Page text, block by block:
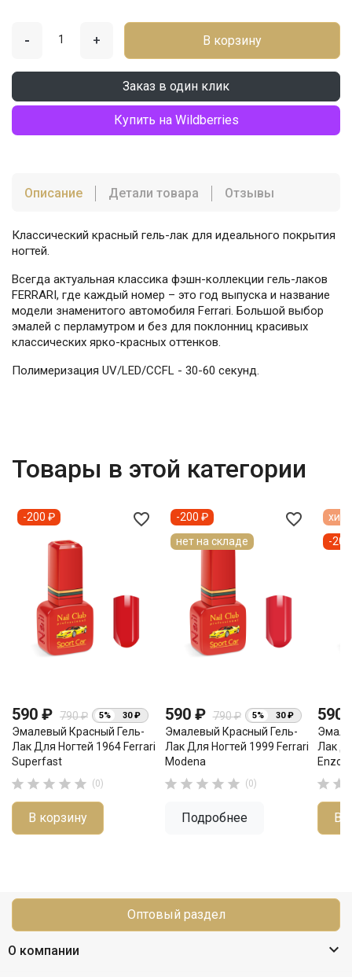
- + В корзину
Заказ в один клик
Купить на Wildberries
Описание Детали товара Отзывы
Классический красный гель-лак для идеального покрытия
ногтей.
Всегда актуальная классика фэшн-коллекции гель-лаков
FERRARI, где каждый номер – это год выпуска и название
модели знаменитого автомобиля Ferrari. Большой выбор
эмалей с перламутром и без для поклонниц красивых
классических ярко-красных оттенков.
Полимеризация UV/LED/CCFL - 30-60 секунд.
Товары в этой категории
favorite_border
590 ₽ 790 ₽ 5% 30 ₽
Эмалевый Красный Гель-
Лак Для Ногтей 1964 Ferrari
Superfast
     (0)
В корзину
-200 ₽ favorite_border
590 ₽ 790 ₽ 5% 30 ₽
Эмалевый Красный Гель-
Лак Для Ногтей 1999 Ferrari
Modena
     (0)
Подробнее
-200 ₽
нет на складе
590
Лак
Enzo
 
В
хит
-
Оптовый раздел
О компании 